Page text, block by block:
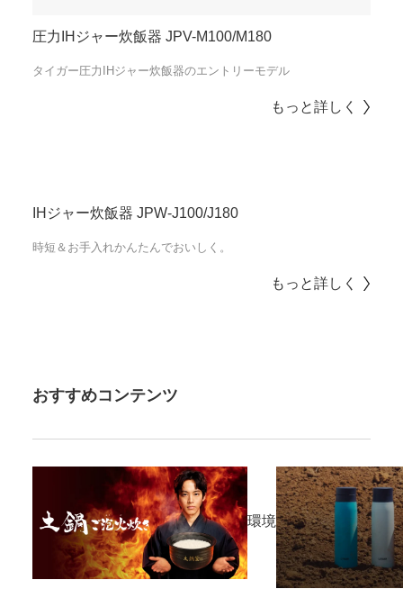
圧力IHジャー炊飯器 JPV-M100/M180
タイガー圧力IHジャー炊飯器のエントリーモデル
もっと詳しく
IHジャー炊飯器 JPW-J100/J180
時短＆お手入れかんたんでおいしく。
もっと詳しく
おすすめコンテンツ
環境